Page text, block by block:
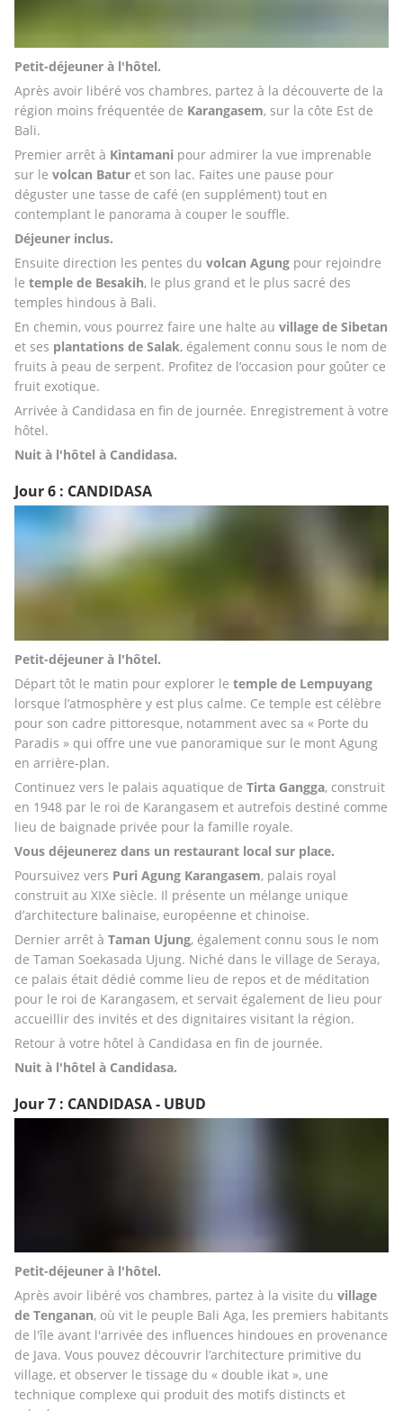
Petit-déjeuner à l'hôtel.
Après avoir libéré vos chambres, partez à la découverte de la
région moins fréquentée de Karangasem, sur la côte Est de
Bali.
Premier arrêt à Kintamani pour admirer la vue imprenable
sur le volcan Batur et son lac. Faites une pause pour
déguster une tasse de café (en supplément) tout en
contemplant le panorama à couper le souffle.
Déjeuner inclus.
Ensuite direction les pentes du volcan Agung pour rejoindre
le temple de Besakih, le plus grand et le plus sacré des
temples hindous à Bali.
En chemin, vous pourrez faire une halte au village
et ses plantations de Salak, également connu sous le nom de
fruits à peau de serpent. Profitez de l’occasion pour goûter ce
fruit exotique.
Arrivée à Candidasa en fin de journée. Enregistrement à votre
hôtel.
Nuit à l'hôtel à Candidasa.
Jour 6 : CANDIDASA
Petit-déjeuner à l'hôtel.
Départ tôt le matin pour explorer le temple de Lempuyang
lorsque l’atmosphère y est plus calme. Ce temple est célèbre
pour son cadre pittoresque, notamment avec sa « Porte du
Paradis » qui offre une vue panoramique sur le mont Agung
en arrière-plan.
Continuez vers le palais aquatique de Tirta Gangga, construit
en 1948 par le roi de Karangasem et autrefois destiné comme
lieu de baignade privée pour la famille royale.
Vous déjeunerez dans un restaurant local sur place.
Poursuivez vers Puri Agung Karangasem, palais royal
construit au XIXe siècle. Il présente un mélange unique
d’architecture balinaise, européenne et chinoise.
Dernier arrêt à Taman Ujung, également connu sous le nom
de Taman Soekasada Ujung. Niché dans le village de Seraya,
ce palais était dédié comme lieu de repos et de méditation
pour le roi de Karangasem, et servait également de lieu pour
accueillir des invités et des dignitaires visitant la région.
Retour à votre hôtel à Candidasa en fin de journée.
Nuit à l'hôtel à Candidasa.
Jour 7 : CANDIDASA - UBUD
Petit-déjeuner à l'hôtel.
Après avoir libéré vos chambres, partez à la visite du village
de Tenganan, où vit le peuple Bali Aga, les premiers habitants
de l'île avant l'arrivée des influences hindoues en provenance
de Java. Vous pouvez découvrir l’architecture primitive du
village, et observer le tissage du « double ikat », une
technique complexe qui produit des motifs distincts et